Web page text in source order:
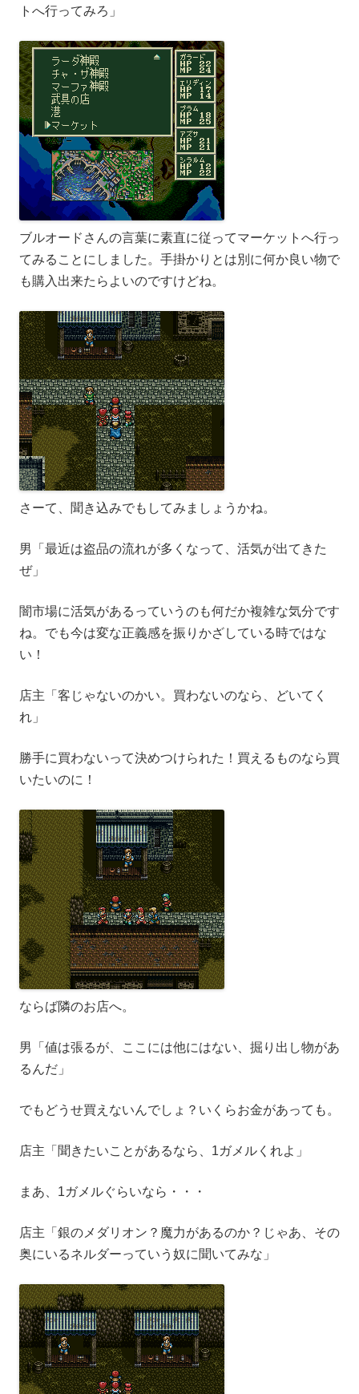
トへ行ってみろ」
ブルオードさんの言葉に素直に従ってマーケットへ行っ
てみることにしました。手掛かりとは別に何か良い物で
も購入出来たらよいのですけどね。
さーて、聞き込みでもしてみましょうかね。
男「最近は盗品の流れが多くなって、活気が出てきた
ぜ」
闇市場に活気があるっていうのも何だか複雑な気分です
ね。でも今は変な正義感を振りかざしている時ではな
い！
店主「客じゃないのかい。買わないのなら、どいてく
れ」
勝手に買わないって決めつけられた！買えるものなら買
いたいのに！
ならば隣のお店へ。
男「値は張るが、ここには他にはない、掘り出し物があ
るんだ」
でもどうせ買えないんでしょ？いくらお金があっても。
店主「聞きたいことがあるなら、1ガメルくれよ」
まあ、1ガメルぐらいなら・・・
店主「銀のメダリオン？魔力があるのか？じゃあ、その
奥にいるネルダーっていう奴に聞いてみな」